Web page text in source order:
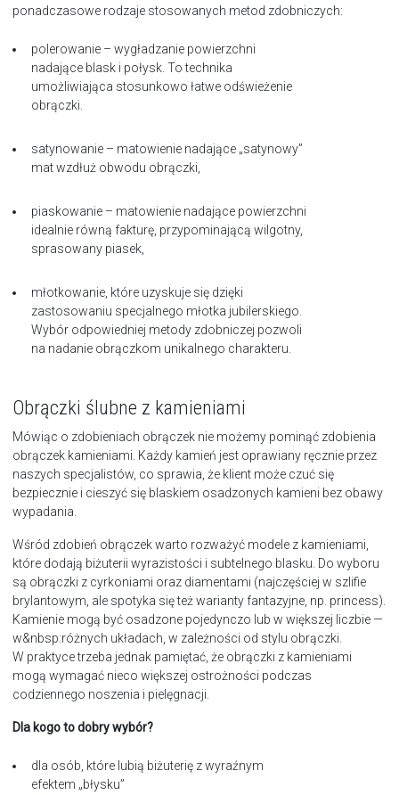
ponadczasowe rodzaje stosowanych metod zdobniczych:
polerowanie – wygładzanie powierzchni
nadające blask i połysk. To technika
umożliwiająca stosunkowo łatwe odświeżenie
obrączki.
satynowanie – matowienie nadające „satynowy”
mat wzdłuż obwodu obrączki,
piaskowanie – matowienie nadające powierzchni
idealnie równą fakturę, przypominającą wilgotny,
sprasowany piasek,
młotkowanie, które uzyskuje się dzięki
zastosowaniu specjalnego młotka jubilerskiego.
Wybór odpowiedniej metody zdobniczej pozwoli
na nadanie obrączkom unikalnego charakteru.
Obrączki ślubne z kamieniami
Mówiąc o zdobieniach obrączek nie możemy pominąć zdobienia
obrączek kamieniami. Każdy kamień jest oprawiany ręcznie przez
naszych specjalistów, co sprawia, że klient może czuć się
bezpiecznie i cieszyć się blaskiem osadzonych kamieni bez obawy
wypadania.
Wśród zdobień obrączek warto rozważyć modele z kamieniami,
które dodają biżuterii wyrazistości i subtelnego blasku. Do wyboru
są obrączki z cyrkoniami oraz diamentami (najczęściej w szlifie
brylantowym, ale spotyka się też warianty fantazyjne, np. princess).
Kamienie mogą być osadzone pojedynczo lub w większej liczbie —
w&nbsp:różnych układach, w zależności od stylu obrączki.
W praktyce trzeba jednak pamiętać, że obrączki z kamieniami
mogą wymagać nieco większej ostrożności podczas
codziennego noszenia i pielęgnacji.
Dla kogo to dobry wybór?
dla osób, które lubią biżuterię z wyraźnym
efektem „błysku”